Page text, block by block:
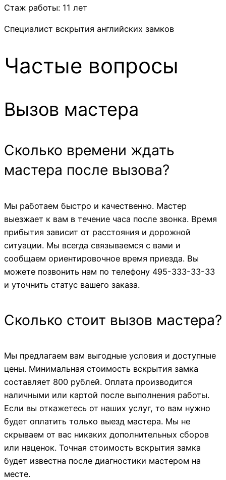
Стаж работы: 11 лет
Специалист вскрытия английских замков
Частые вопросы
Вызов мастера
Cколько времени ждать
мастера после вызова?
Мы работаем быстро и качественно. Мастер
выезжает к вам в течение часа после звонка. Время
прибытия зависит от расстояния и дорожной
ситуации. Мы всегда связываемся с вами и
сообщаем ориентировочное время приезда. Вы
можете позвонить нам по телефону 495-333-33-33
и уточнить статус вашего заказа.
Сколько стоит вызов мастера?
Мы предлагаем вам выгодные условия и доступные
цены. Минимальная стоимость вскрытия замка
составляет 800 рублей. Оплата производится
наличными или картой после выполнения работы.
Если вы откажетесь от наших услуг, то вам нужно
будет оплатить только выезд мастера. Мы не
скрываем от вас никаких дополнительных сборов
или наценок. Точная стоимость вскрытия замка
будет известна после диагностики мастером на
месте.